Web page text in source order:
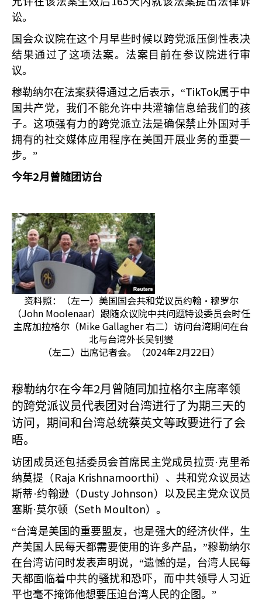
讼。
国会众议院在这个月早些时候以跨党派压倒性表决
结果通过了这项法案。法案目前在参议院进行审
议。
穆勒纳尔在法案获得通过之后表示，“TikTok属于中
国共产党，我们不能允许中共灌输信息给我们的孩
子。这项强有力的跨党派立法是确保禁止外国对手
拥有的社交媒体应用程序在美国开展业务的重要一
步。”
今年2月曾随团访台
资料照：（左一）美国国会共和党议员约翰·穆罗尔
（John Moolenaar）跟随众议院中共问题特设委员会时任
主席加拉格尔（Mike Gallagher 右二）访问台湾期间在台
北与台湾外长吴钊燮
（左二）出席记者会。（2024年2月22日）
穆勒纳尔在今年2月曾随同加拉格尔主席率领
的跨党派议员代表团对台湾进行了为期三天的
访问，期间和台湾总统蔡英文等政要进行了会
晤。
访团成员还包括委员会首席民主党成员拉贾·克里希
纳莫提（ Raja Krishnamoorthi）、共和党众议员达
斯蒂·约翰逊（ Dusty Johnson ）以及民主党众议员
塞斯·莫尔顿（Seth Moulton）。
“台湾是美国的重要盟友，也是强大的经济伙伴，生
产美国人民每天都需要使用的许多产品，”穆勒纳尔
在台湾访问时发表声明说，“遗憾的是，台湾人民每
天都面临着中共的骚扰和恐吓，而中共领导人习近
平也毫不掩饰他想要压迫台湾人民的企图。”